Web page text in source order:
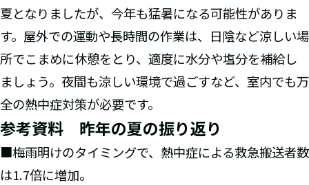
夏となりましたが、今年も猛暑になる可能性がありま
す。屋外での運動や長時間の作業は、日陰など涼しい場
所でこまめに休憩をとり、適度に水分や塩分を補給し
ましょう。夜間も涼しい環境で過ごすなど、室内でも万
全の熱中症対策が必要です。
参考資料 昨年の夏の振り返り
■梅雨明けのタイミングで、熱中症による救急搬送者数
は1.7倍に増加。